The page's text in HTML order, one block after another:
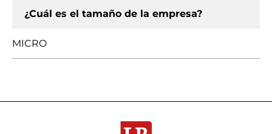
¿Cuál es el tamaño de la empresa?
MICRO